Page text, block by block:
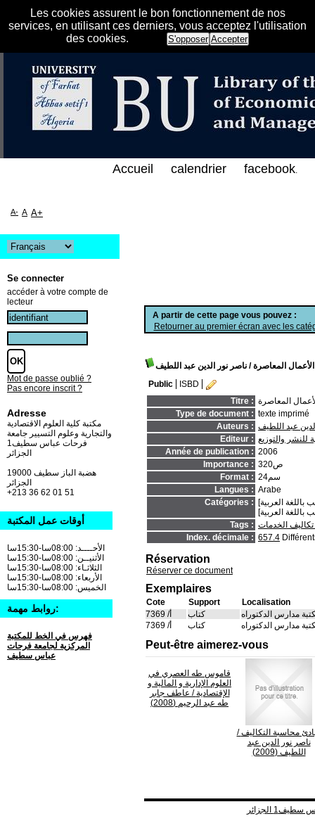
Les cookies assurent le bon fonctionnement de nos
services, en utilisant ces derniers, vous acceptez l'utilisation
des cookies.
S'opposer Accepter
الإلكتروني على الخط المباشر لمكتبة كلية
A partir de cette page vous pouvez :
Retourner au premier écran avec les
المعاصرة/ ناصر نور الدين عبد اللطيف
Public
ISBD
Titre : المعاصرة
Type de document : texte imprimé
Auteurs : عبد اللطيف
Editeur : للنشر والتوزيع
Année de publication : 2006
Importance :
320ص
Format :
24سم
Langues : Arabe
Catégories :
Tags : تكاليف الخدمات
Index. décimale : 657.4
Réservation
Réserver ce document
Exemplaires
Cote Support
Localisation
أ/ 7369
كتاب
مدارس الدكتوراه
أ/ 7369
كتاب مدارس الدكتوراه
Peut-être aimerez-vous
قاموس طه العصري في
العلوم الإدارية و المالية و
الإقتصادية/ عاطف جابر
طه عبد الرحيم (2008)
محاسبة التكاليف/
ناصر نور الدين عبد
اللطيف (2009)
Accueil calendrier facebook.
A- A A+
Se connecter
accéder à votre compte de
lecteur
Mot de passe oublié ?
Pas encore inscrit ?
Adresse
مكتبة كلية العلوم الاقتصادية
والتجارية وعلوم التسيير جامعة
فرحات عباس سطيف1
الجزائر
19000 هضبة الباز سطيف
+213 36 62 01 51
أوقات عمل المكتبة
الأحــــد: 08:00سا-15:30سا
الأثنيــن: 08:00سا-15:30سا
الثلاثـاء: 08:00سا-15:30سا
الأربعاء: 08:00سا-15:30سا
الخميس: 08:00سا-15:30سا
روابط مهمة:
فهرس في الخط للمكتبة
المركزية لجامعة فرحات
عباس سطيف